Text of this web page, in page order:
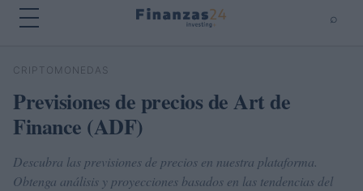
⌕
Buscar
CRIPTOMONEDAS
Previsiones de precios de Art de
Finance (ADF)
Descubra las previsiones de precios en nuestra plataforma.
Obtenga análisis y proyecciones basados en las tendencias del